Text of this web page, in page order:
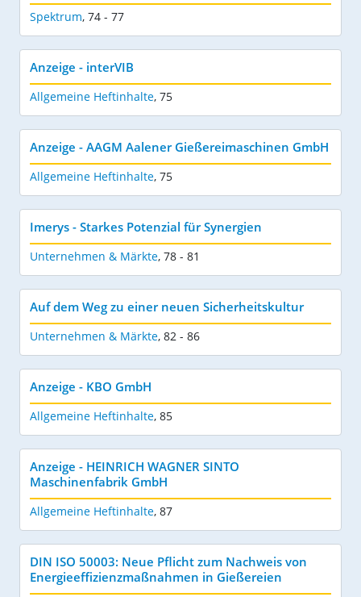
Spektrum, 74 - 77
Anzeige - interVIB
Allgemeine Heftinhalte, 75
Anzeige - AAGM Aalener Gießereimaschinen GmbH
Allgemeine Heftinhalte, 75
Imerys - Starkes Potenzial für Synergien
Unternehmen & Märkte, 78 - 81
Auf dem Weg zu einer neuen Sicherheitskultur
Unternehmen & Märkte, 82 - 86
Anzeige - KBO GmbH
Allgemeine Heftinhalte, 85
Anzeige - HEINRICH WAGNER SINTO
Maschinenfabrik GmbH
Allgemeine Heftinhalte, 87
DIN ISO 50003: Neue Pflicht zum Nachweis von
Energieeffizienzmaßnahmen in Gießereien